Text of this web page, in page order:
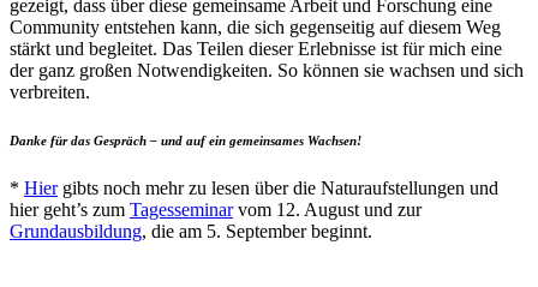
gezeigt, dass über diese gemeinsame Arbeit und Forschung eine
Community entstehen kann, die sich gegenseitig auf diesem Weg
stärkt und begleitet. Das Teilen dieser Erlebnisse ist für mich eine
der ganz großen Notwendigkeiten. So können sie wachsen und sich
verbreiten.
Danke für das Gespräch – und auf ein gemeinsames Wachsen!
* Hiergibts noch mehr zu lesen über die Naturaufstellungen und
hier geht’s zum Tagesseminarvom 12. August und zur
Grundausbildung, die am 5. September beginnt.